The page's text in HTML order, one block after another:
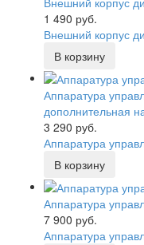
1 490 руб.
Внешний корпус
Аппаратура
дополнительная
3 290 руб.
Аппаратура
Аппаратура
7 900 руб.
Аппаратура